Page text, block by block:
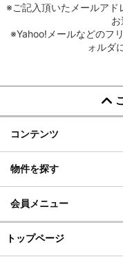
※ご記入頂いたメールアド
お
※Yahoo!メールなどのフ
ォルダ
コンテンツ
物件を探す
会員メニュー
トップページ